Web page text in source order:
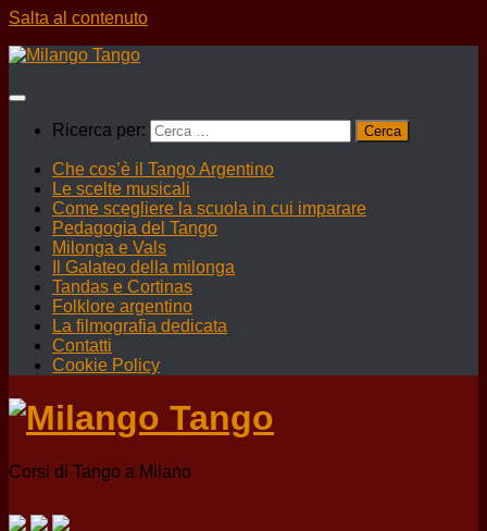
Salta al contenuto
Ricerca per:
Che cos’è il Tango Argentino
Le scelte musicali
Come scegliere la scuola in cui imparare
Pedagogia del Tango
Milonga e Vals
Il Galateo della milonga
Tandas e Cortinas
Folklore argentino
La filmografia dedicata
Contatti
Cookie Policy
Corsi di Tango a Milano